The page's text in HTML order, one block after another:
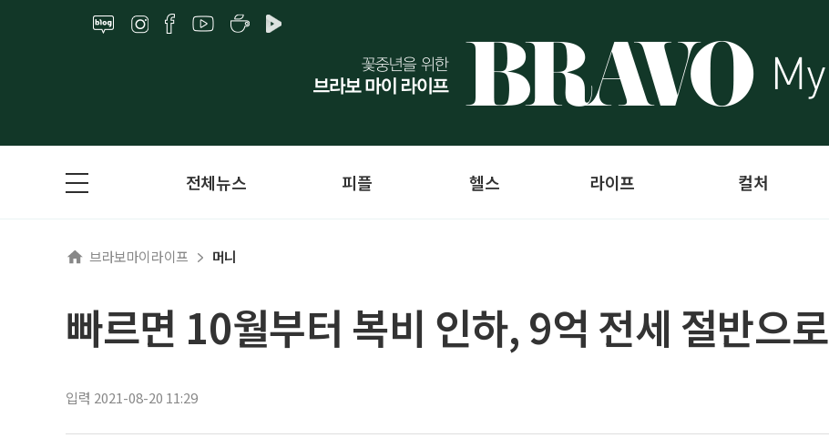
전체뉴스 피플 헬스 라이프 컬처
브라보마이라이프 머니
빠르면 10월부터 복비 인하, 9억 전세 절반으로
입력 2021-08-20 11:29